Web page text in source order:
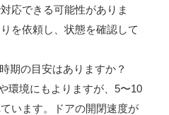
応できる可能性がありま
を依頼し、状態を確認して
期の目安はありますか？
環境にもよりますが、5〜10
います。ドアの開閉速度が